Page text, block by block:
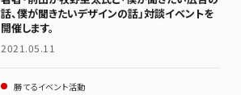
話、僕が聞きたいデザインの話」対談イベントを
開催します。
2021.05.11
勝てるイベント活動